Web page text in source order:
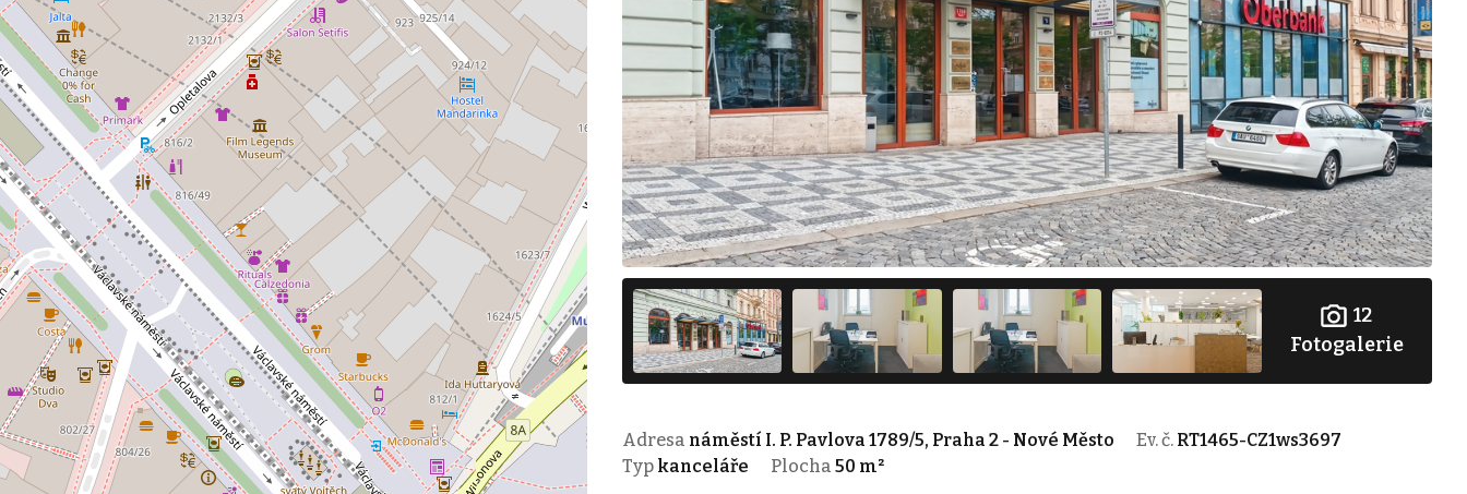
12
Fotogalerie
Adresa náměstí I. P. Pavlova 1789/5, Praha 2 - Nové Město Ev. č. RT1465-CZ1ws3697
Typ kanceláře Plocha 50 m²